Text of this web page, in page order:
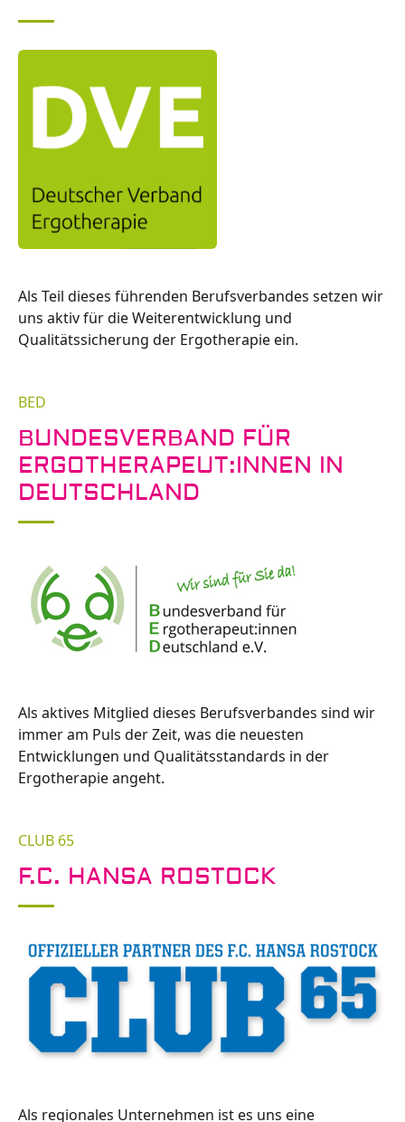
Als Teil dieses führenden Berufsverbandes setzen wir
uns aktiv für die Weiterentwicklung und
Qualitätssicherung der Ergotherapie ein.
BED
BUNDESVERBAND FÜR
ERGOTHERAPEUT:INNEN IN
DEUTSCHLAND
Als aktives Mitglied dieses Berufsverbandes sind wir
immer am Puls der Zeit, was die neuesten
Entwicklungen und Qualitätsstandards in der
Ergotherapie angeht.
CLUB 65
F.C. HANSA ROSTOCK
Als regionales Unternehmen ist es uns eine